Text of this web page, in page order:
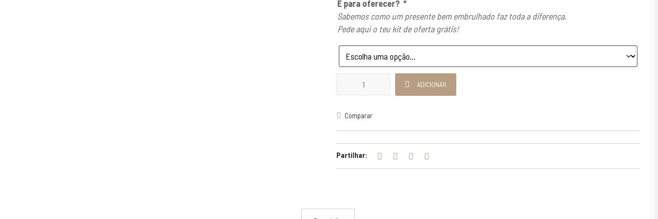
É para oferecer? *
Sabemos como um presente bem embrulhado faz toda a diferença.
Pede aqui o teu kit de oferta grátis!
Quantidade de Argola com Cruz 2
ADICIONAR
Comparar
Partilhar: